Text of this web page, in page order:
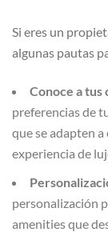
Si eres un
algunas pautas
Conoce a tus
preferencias de
que se adapten a
experiencia de
personalización
amenities que